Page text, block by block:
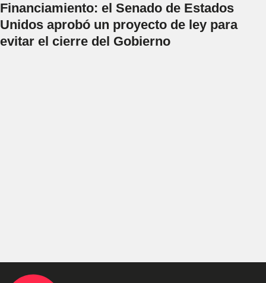
Financiamiento: el Senado de Estados
Unidos aprobó un proyecto de ley para
evitar el cierre del Gobierno